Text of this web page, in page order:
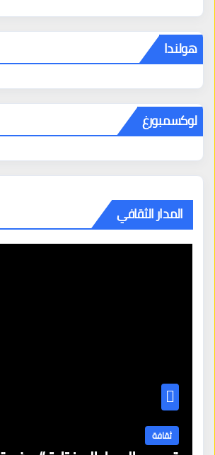
هولندا
لوكسمبورغ
المدار الثقافي
ثقافة